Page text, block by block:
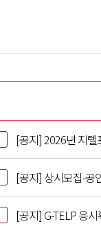
[공지] 2026년 지텔
[공지] 상시모집-공
[공지] G-TELP 응